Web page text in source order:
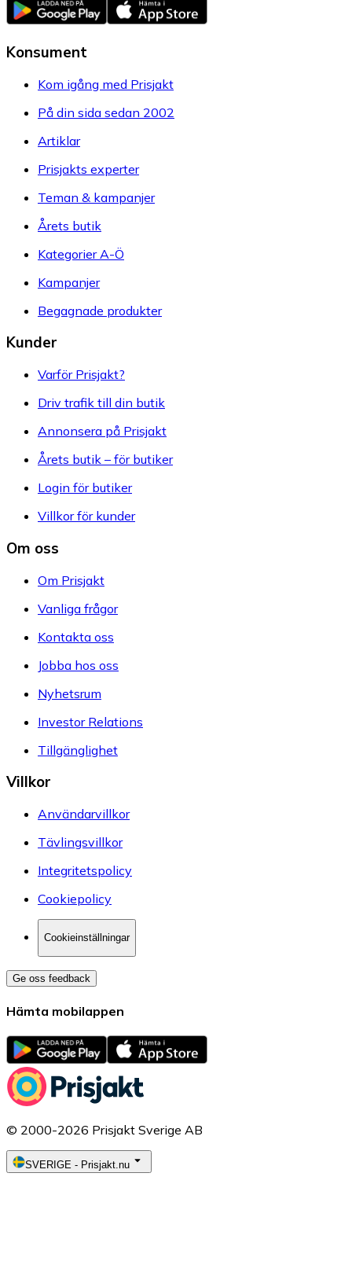
Konsument
Kom igång med Prisjakt
På din sida sedan 2002
Artiklar
Prisjakts experter
Teman & kampanjer
Årets butik
Kategorier A-Ö
Kampanjer
Begagnade produkter
Kunder
Varför Prisjakt?
Driv trafik till din butik
Annonsera på Prisjakt
Årets butik – för butiker
Login för butiker
Villkor för kunder
Om oss
Om Prisjakt
Vanliga frågor
Kontakta oss
Jobba hos oss
Nyhetsrum
Investor Relations
Tillgänglighet
Villkor
Användarvillkor
Tävlingsvillkor
Integritetspolicy
Cookiepolicy
Cookieinställningar
Ge oss feedback
Hämta mobilappen
© 2000-2026 Prisjakt Sverige AB
SVERIGE - Prisjakt.nu